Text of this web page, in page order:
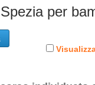
per